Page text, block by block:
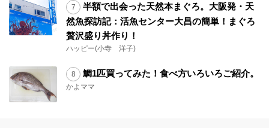
半額で出会った天然本まぐろ。大阪発・天
然魚探訪記：活魚センター大昌の簡単！まぐろ
贅沢盛り丼作り！
ハッピー(小寺 洋子)
鯛1匹買ってみた！食べ方いろいろご紹介。
かよママ